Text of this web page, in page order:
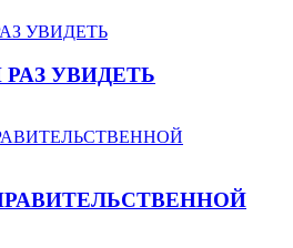
УВИДЕТЬ